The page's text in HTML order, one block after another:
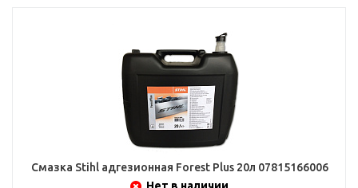
Смазка Stihl адгезионная Forest Plus 20л 07815166006